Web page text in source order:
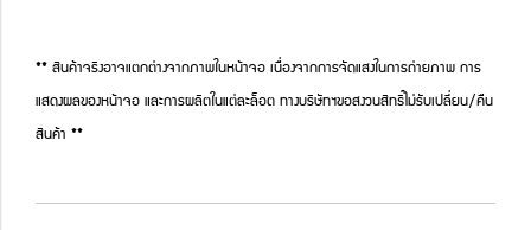
** สินค้าจริงอาจแตกต่างจากภาพในหน้าจอ เนื่องจากการจัดแสงในการถ่ายภาพ การ
แสดงผลของหน้าจอ และการผลิตในแต่ละล็อต ทางบริษัทฯขอสงวนสิทธิ์ไม่รับเปลี่ยน/คืน
สินค้า **